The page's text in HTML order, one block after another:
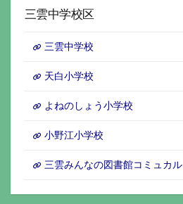
イ
三雲中学校区
三雲中学校
天白小学校
よねのしょう小学校
小野江小学校
三雲みんなの図書館コミュカル